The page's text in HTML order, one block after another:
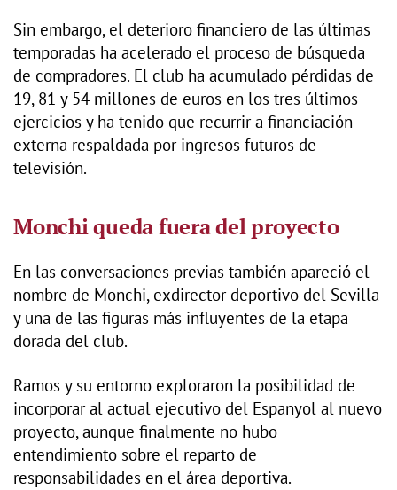
Sin embargo, el deterioro financiero de las últimas
temporadas ha acelerado el proceso de búsqueda
de compradores. El club ha acumulado pérdidas de
19, 81 y 54 millones de euros en los tres últimos
ejercicios y ha tenido que recurrir a financiación
externa respaldada por ingresos futuros de
televisión.
Monchi queda fuera del proyecto
En las conversaciones previas también apareció el
nombre de Monchi, exdirector deportivo del Sevilla
y una de las figuras más influyentes de la etapa
dorada del club.
Ramos y su entorno exploraron la posibilidad de
incorporar al actual ejecutivo del Espanyol al nuevo
proyecto, aunque finalmente no hubo
entendimiento sobre el reparto de
responsabilidades en el área deportiva.